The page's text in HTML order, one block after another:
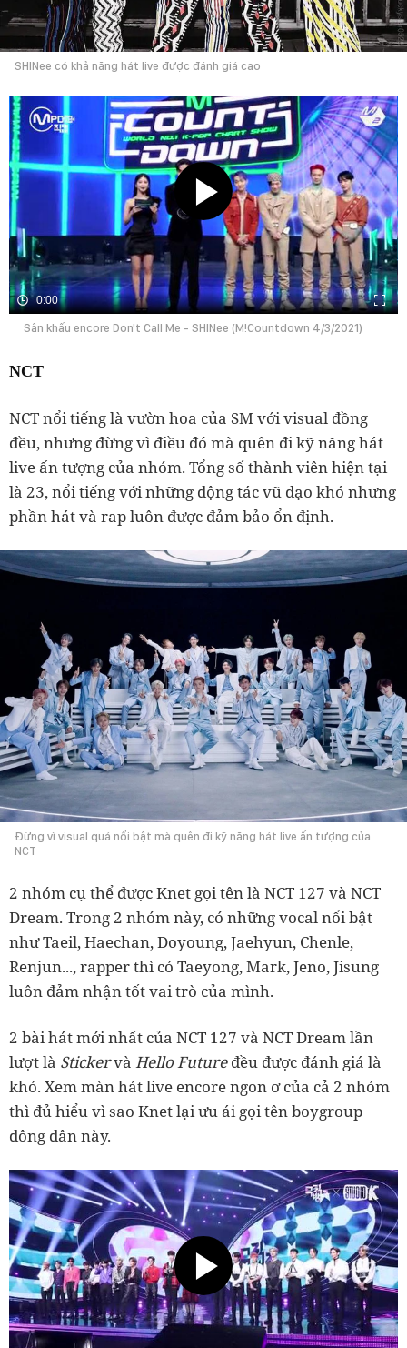
SHINee có khả năng hát live được đánh giá cao
0:00
Sân khấu encore Don't Call Me - SHINee (M!Countdown 4/3/2021)
NCT
NCT nổi tiếng là vườn hoa của SM với visual đồng
đều, nhưng đừng vì điều đó mà quên đi kỹ năng hát
live ấn tượng của nhóm. Tổng số thành viên hiện tại
là 23, nổi tiếng với những động tác vũ đạo khó nhưng
phần hát và rap luôn được đảm bảo ổn định.
Đừng vì visual quá nổi bật mà quên đi kỹ năng hát live ấn tượng của
NCT
2 nhóm cụ thể được Knet gọi tên là NCT 127 và NCT
Dream. Trong 2 nhóm này, có những vocal nổi bật
như Taeil, Haechan, Doyoung, Jaehyun, Chenle,
Renjun..., rapper thì có Taeyong, Mark, Jeno, Jisung
luôn đảm nhận tốt vai trò của mình.
2 bài hát mới nhất của NCT 127 và NCT Dream lần
lượt là Stickervà Hello Futuređều được đánh giá là
khó. Xem màn hát live encore ngon ơ của cả 2 nhóm
thì đủ hiểu vì sao Knet lại ưu ái gọi tên boygroup
đông dân này.